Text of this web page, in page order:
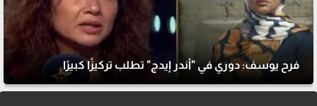
فرح يوسف: دوري في "أندر إيدج" تطلب تركيزًا كبيرًا